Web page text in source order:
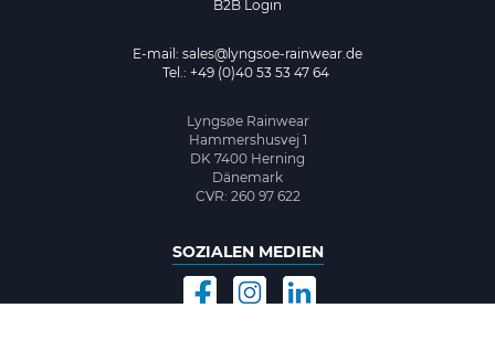
B2B Login
E-mail: sales@lyngsoe-rainwear.de
Tel.: +49 (0)40 53 53 47 64
Lyngsøe Rainwear
Hammershusvej 1
DK 7400 Herning
Dänemark
CVR: 260 97 622
SOZIALEN MEDIEN